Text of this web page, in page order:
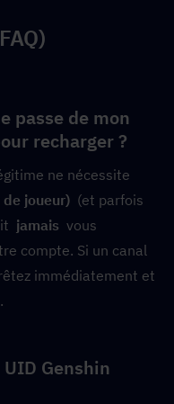
passe de mon
recharger ?
ne nécessite
joueur)
  (et parfois
jamais
  vous
compte. Si un canal
immédiatement et
.
Genshin